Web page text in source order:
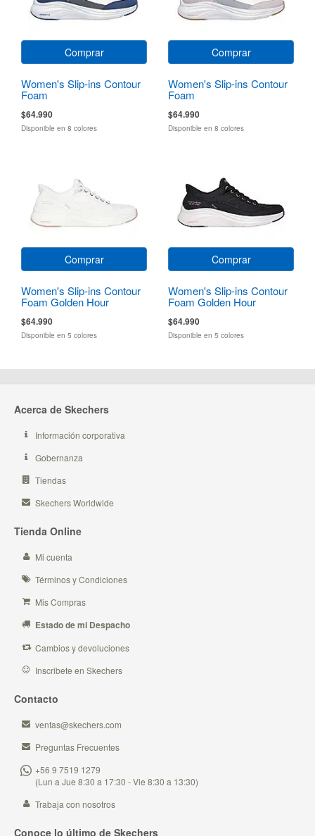
Comprar
Women's Slip-ins Contour
Foam
$64.990
Disponible en 8 colores
Comprar
Women's Slip-ins Contour
Foam
$64.990
Disponible en 8 colores
Comprar
Women's Slip-ins Contour
Foam Golden Hour
$64.990
Disponible en 5 colores
Comprar
Women's Slip-ins Contour
Foam Golden Hour
$64.990
Disponible en 5 colores
Acerca de Skechers
Información corporativa
Gobernanza
Tiendas
Skechers Worldwide
Tienda Online
Mi cuenta
Términos y Condiciones
Mis Compras
Estado de mi Despacho
Cambios y devoluciones
Inscribete en Skechers
Contacto
ventas@skechers.com
Preguntas Frecuentes
+56 9 7519 1279
(Lun a Jue 8:30 a 17:30 - Vie 8:30 a 13:30)
Trabaja con nosotros
Conoce lo último de Skechers